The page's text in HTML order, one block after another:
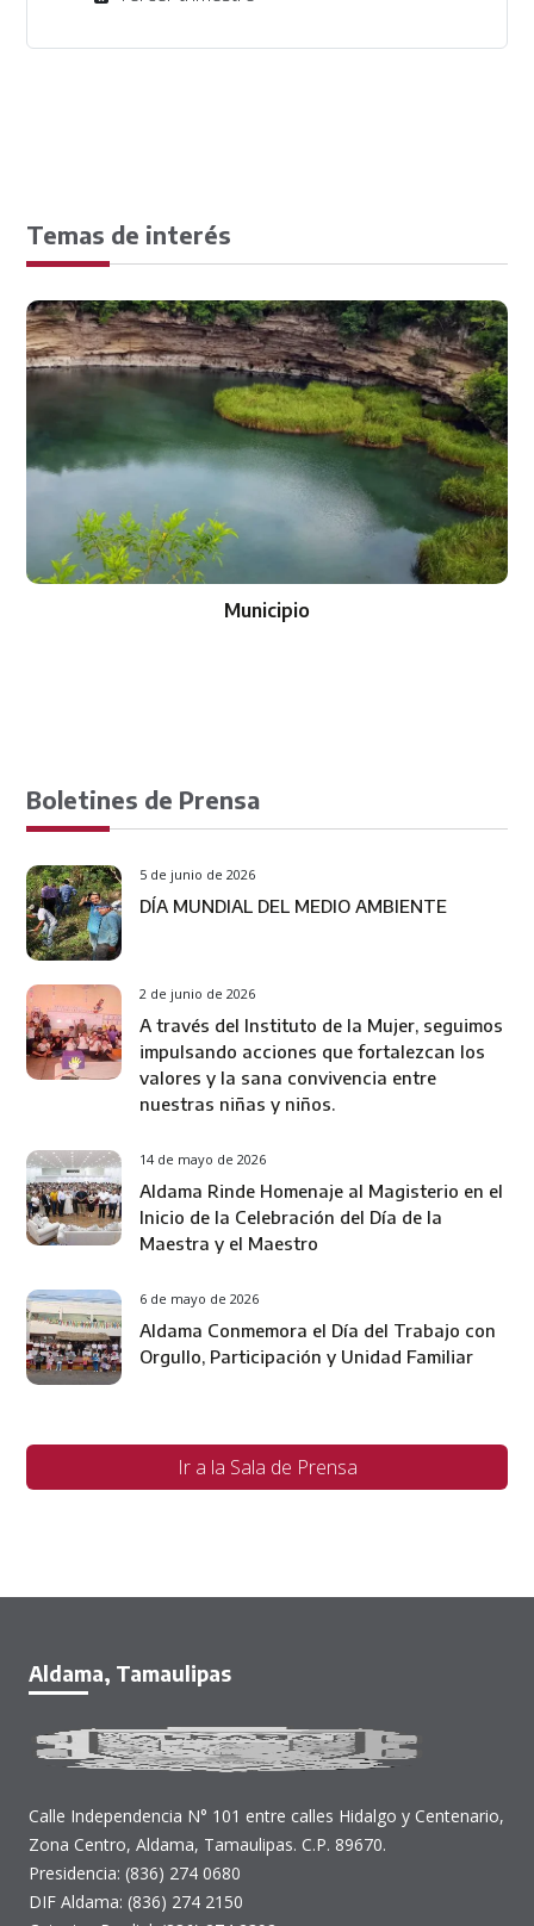
Temas de interés
Municipio
Boletines de Prensa
5 de junio de 2026
DÍA MUNDIAL DEL MEDIO AMBIENTE
2 de junio de 2026
A través del Instituto de la Mujer, seguimos
impulsando acciones que fortalezcan los
valores y la sana convivencia entre
nuestras niñas y niños.
14 de mayo de 2026
Aldama Rinde Homenaje al Magisterio en el
Inicio de la Celebración del Día de la
Maestra y el Maestro
6 de mayo de 2026
Aldama Conmemora el Día del Trabajo con
Orgullo, Participación y Unidad Familiar
Ir a la Sala de Prensa
Aldama, Tamaulipas
Calle Independencia N° 101 entre calles Hidalgo y Centenario,
Zona Centro, Aldama, Tamaulipas. C.P. 89670.
Presidencia: (836) 274 0680
DIF Aldama: (836) 274 2150